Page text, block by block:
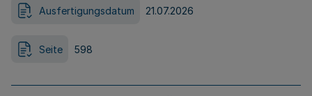
Ausfertigungsdatum 21.07.2026
Seite 598